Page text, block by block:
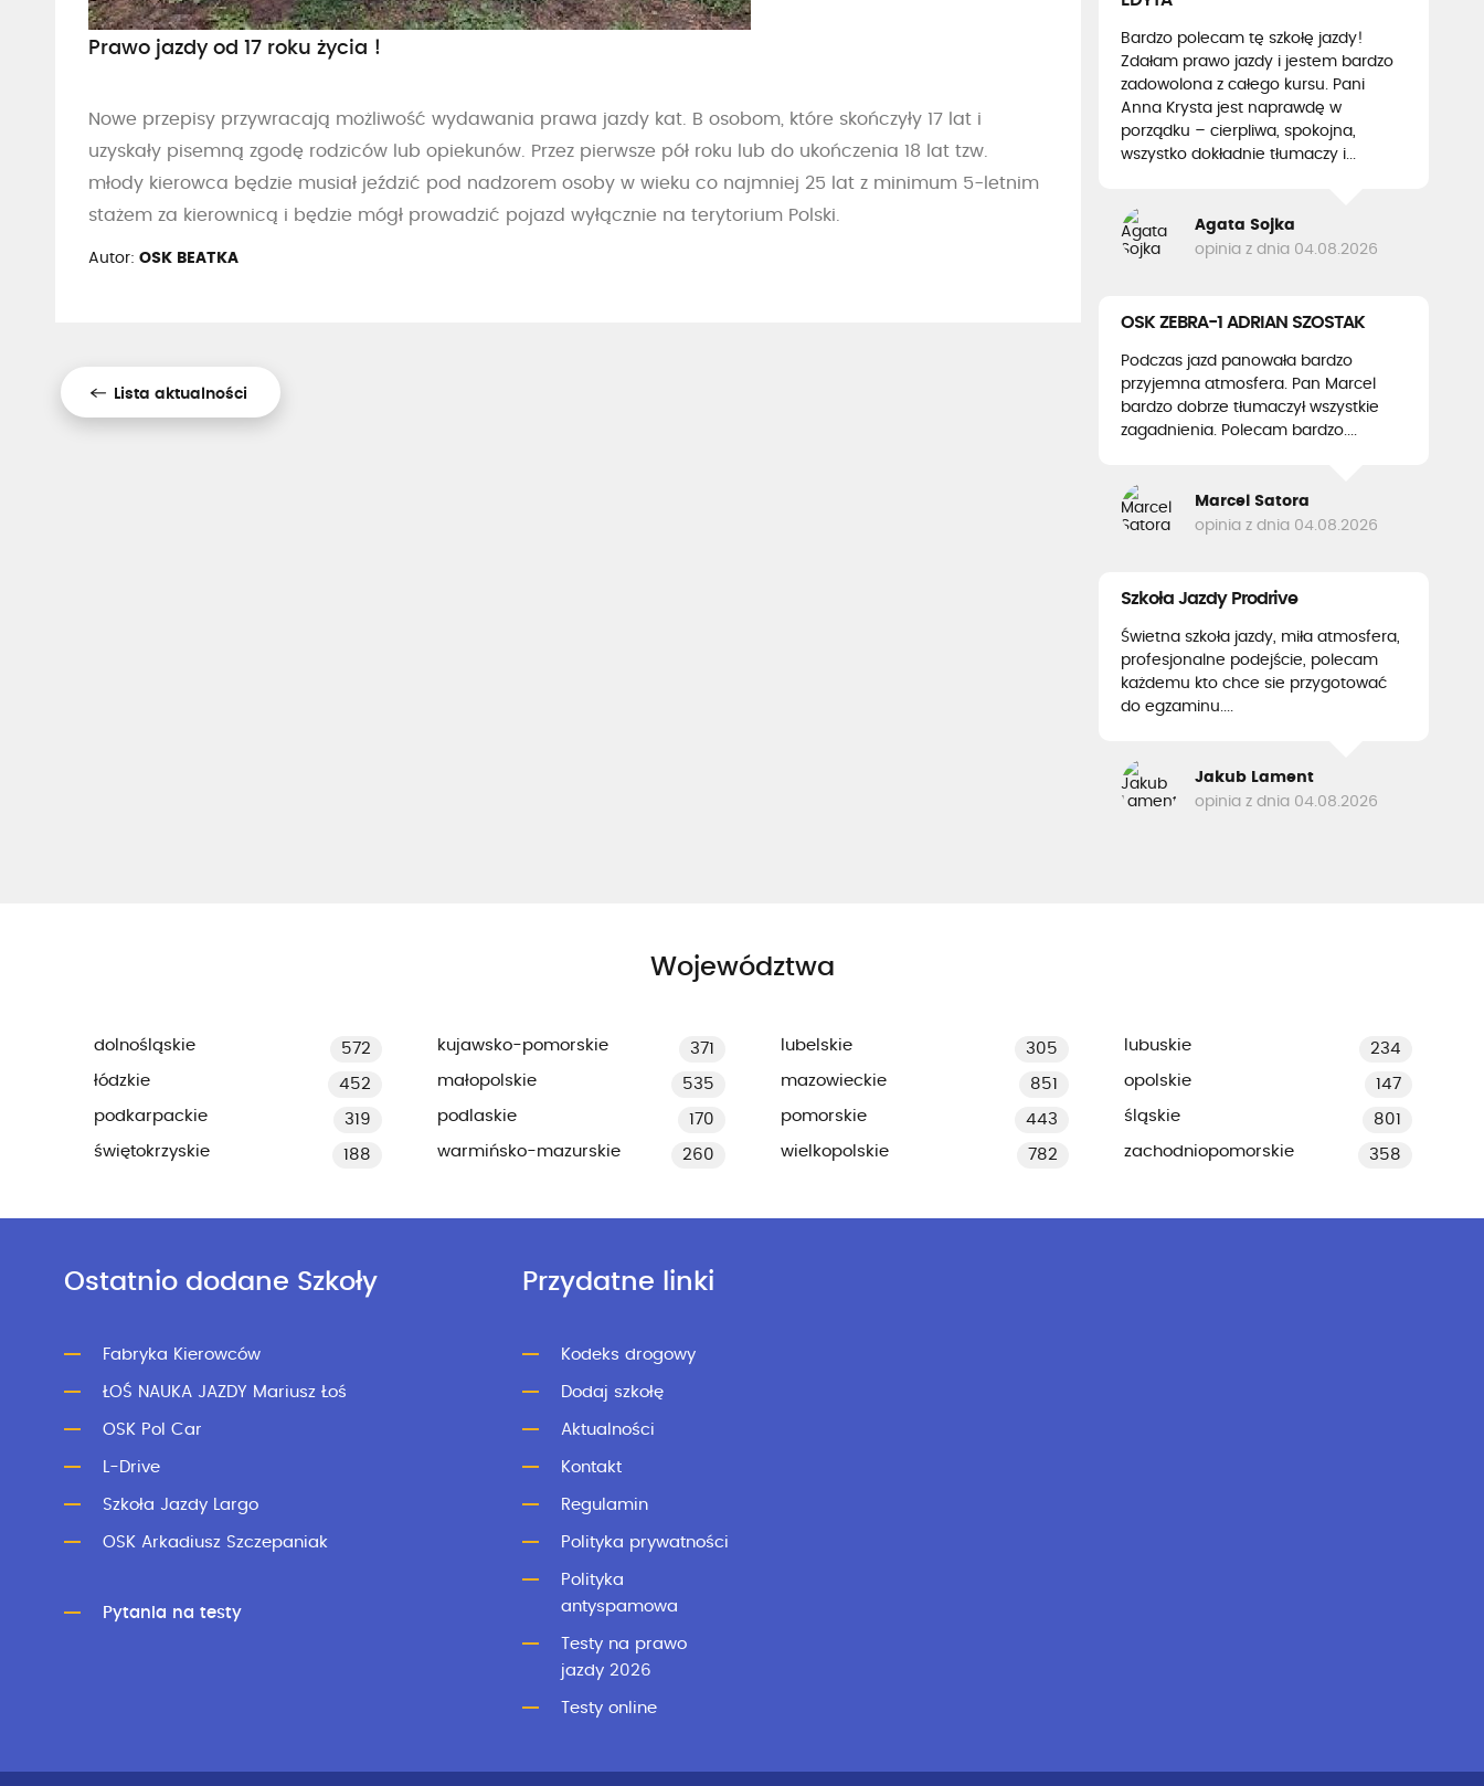
Prawo jazdy od 17 roku życia !
Nowe przepisy przywracają możliwość wydawania prawa jazdy kat. B osobom, które skończyły 17 lat i
uzyskały pisemną zgodę rodziców lub opiekunów. Przez pierwsze pół roku lub do ukończenia 18 lat tzw.
młody kierowca będzie musiał jeździć pod nadzorem osoby w wieku co najmniej 25 lat z minimum 5-letnim
stażem za kierownicą i będzie mógł prowadzić pojazd wyłącznie na terytorium Polski.
Autor: OSK BEATKA
Lista aktualności
Bardzo polecam tę szkołę jazdy!
Zdałam prawo jazdy i jestem bardzo
zadowolona z całego kursu. Pani
Anna Krysta jest naprawdę w
porządku – cierpliwa, spokojna,
wszystko dokładnie tłumaczy i...
Agata Sojka
opinia z dnia 04.08.2026
OSK ZEBRA-1 ADRIAN SZOSTAK
Podczas jazd panowała bardzo
przyjemna atmosfera. Pan Marcel
bardzo dobrze tłumaczył wszystkie
zagadnienia. Polecam bardzo....
Marcel Satora
opinia z dnia 04.08.2026
Szkoła Jazdy Prodrive
Świetna szkoła jazdy, miła atmosfera,
profesjonalne podejście, polecam
każdemu kto chce sie przygotować
do egzaminu....
Jakub Lament
opinia z dnia 04.08.2026
Województwa
dolnośląskie 572 kujawsko-pomorskie 371 lubelskie 305 lubuskie
234
łódzkie
452 małopolskie 535 mazowieckie 851 opolskie
147
podkarpackie
319 podlaskie 170 pomorskie 443 śląskie
801
świętokrzyskie
188 warmińsko-mazurskie 260 wielkopolskie 782 zachodniopomorskie 358
Ostatnio dodane Szkoły
Fabryka Kierowców
ŁOŚ NAUKA JAZDY Mariusz Łoś
OSK Pol Car
L-Drive
Szkoła Jazdy Largo
OSK Arkadiusz Szczepaniak
Pytania na testy
Przydatne linki
Kodeks drogowy
Dodaj szkołę
Aktualności
Kontakt
Regulamin
Polityka prywatności
Polityka
antyspamowa
Testy na prawo
jazdy 2026
Testy online